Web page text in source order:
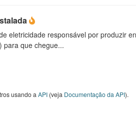
eletricidade responsável por produzir
para que chegue...
usando a API(veja Documentação da API).